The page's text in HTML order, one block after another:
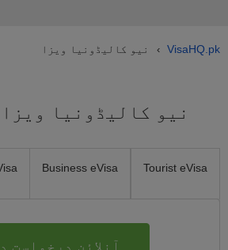
VisaHQ.pk
› نیو کالیڈونیا ویزا
نیو کالیڈونیا
Tourist eVisa
Business eVisa
آنلائن درخواست